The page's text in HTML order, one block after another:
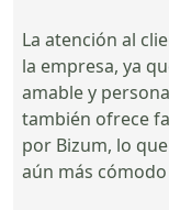
La atención al
la empresa, ya
amable y
también ofrece
por Bizum, lo
aún más